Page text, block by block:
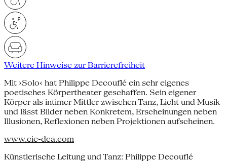
Weitere Hinweise zur Barrierefreiheit
Mit ›Solo‹ hat Philippe Decouflé ein sehr eigenes
poetisches Körpertheater geschaffen. Sein eigener
Körper als intimer Mittler zwischen Tanz, Licht und Musik
und lässt Bilder neben Konkretem, Erscheinungen neben
Illusionen, Reflexionen neben Projektionen aufscheinen.
www.cie-dca.com
Künstlerische Leitung und Tanz: Philippe Decouflé